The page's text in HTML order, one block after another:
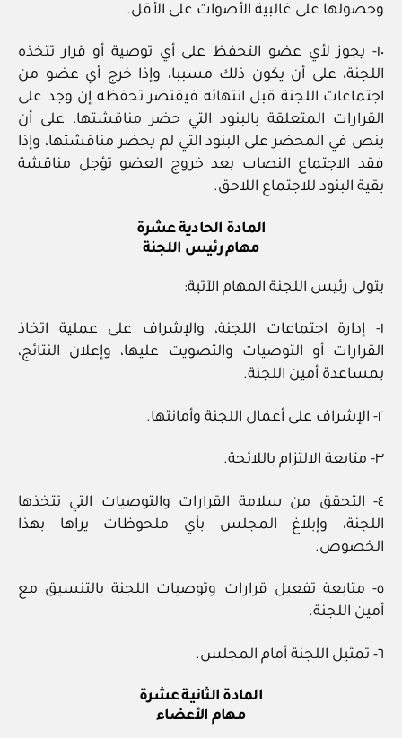
وحصولها على غالبية الأصوات على الأقل.
١٠- يجوز لأي عضو التحفظ على أي توصية أو قرار تتخذه
اللجنة، على أن يكون ذلك مسببا، وإذا خرج أي عضو من
اجتماعات اللجنة قبل انتهائه فيقتصر تحفظه إن وجد على
القرارات المتعلقة بالبنود التي حضر مناقشتها، على أن
ينص في المحضر على البنود التي لم يحضر مناقشتها، وإذا
فقد الاجتماع النصاب بعد خروج العضو تؤجل مناقشة
بقية البنود للاجتماع اللاحق.
المادة الحادية عشرة
مهام رئيس اللجنة
يتولى رئيس اللجنة المهام الآتية:
١- إدارة اجتماعات اللجنة، والإشراف على عملية اتخاذ
القرارات أو التوصيات والتصويت عليها، وإعلان النتائج،
بمساعدة أمين اللجنة.
٢- الإشراف على أعمال اللجنة وأمانتها.
٣- متابعة الالتزام باللائحة.
٤- التحقق من سلامة القرارات والتوصيات التي تتخذها
اللجنة، وإبلاغ المجلس بأي ملحوظات يراها بهذا
الخصوص.
٥- متابعة تفعيل قرارات وتوصيات اللجنة بالتنسيق مع
أمين اللجنة.
٦- تمثيل اللجنة أمام المجلس.
المادة الثانية عشرة
مهام الأعضاء